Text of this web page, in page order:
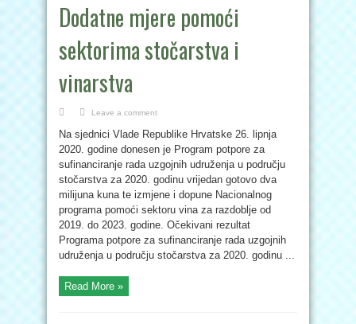
Dodatne mjere pomoći
sektorima stočarstva i
vinarstva
Leave a comment
Na sjednici Vlade Republike Hrvatske 26. lipnja
2020. godine donesen je Program potpore za
sufinanciranje rada uzgojnih udruženja u području
stočarstva za 2020. godinu vrijedan gotovo dva
milijuna kuna te izmjene i dopune Nacionalnog
programa pomoći sektoru vina za razdoblje od
2019. do 2023. godine. Očekivani rezultat
Programa potpore za sufinanciranje rada uzgojnih
udruženja u području stočarstva za 2020. godinu ...
Read More »